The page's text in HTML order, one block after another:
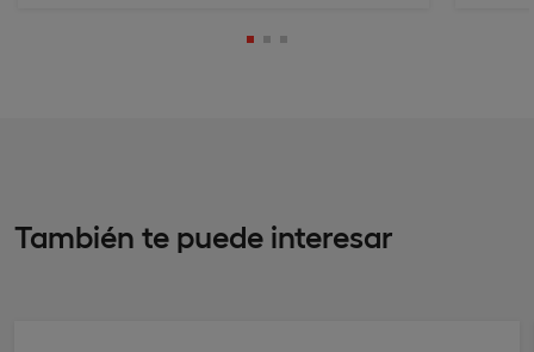
También te puede interesar